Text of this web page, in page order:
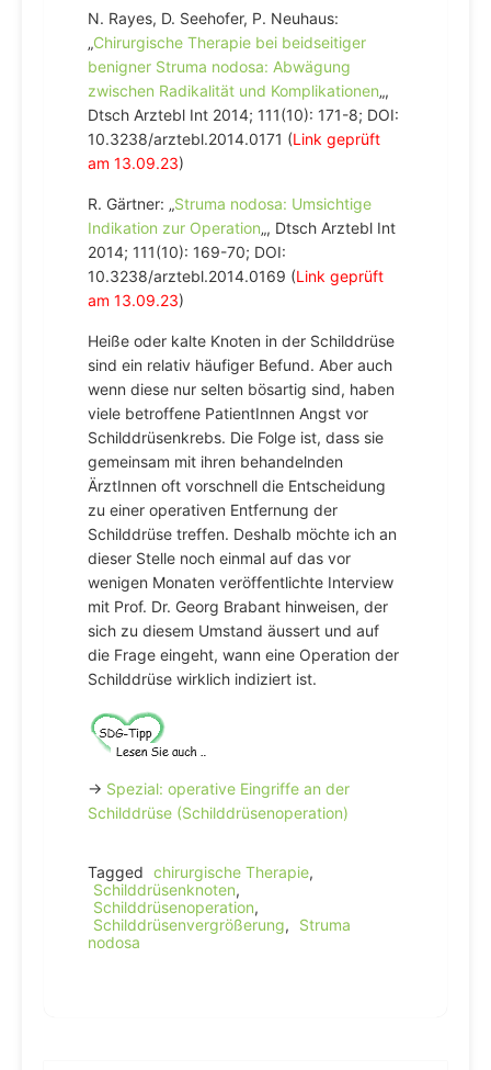
N. Rayes, D. Seehofer, P. Neuhaus:
„Chirurgische Therapie bei beidseitiger
benigner Struma nodosa: Abwägung
zwischen Radikalität und Komplikationen„,
Dtsch Arztebl Int 2014; 111(10): 171-8; DOI:
10.3238/arztebl.2014.0171 (Link geprüft
am 13.09.23)
R. Gärtner: „Struma nodosa: Umsichtige
Indikation zur Operation„, Dtsch Arztebl Int
2014; 111(10): 169-70; DOI:
10.3238/arztebl.2014.0169 (Link geprüft
am 13.09.23)
Heiße oder kalte Knoten in der Schilddrüse
sind ein relativ häufiger Befund. Aber auch
wenn diese nur selten bösartig sind, haben
viele betroffene PatientInnen Angst vor
Schilddrüsenkrebs. Die Folge ist, dass sie
gemeinsam mit ihren behandelnden
ÄrztInnen oft vorschnell die Entscheidung
zu einer operativen Entfernung der
Schilddrüse treffen. Deshalb möchte ich an
dieser Stelle noch einmal auf das vor
wenigen Monaten veröffentlichte Interview
mit Prof. Dr. Georg Brabant hinweisen, der
sich zu diesem Umstand äussert und auf
die Frage eingeht, wann eine Operation der
Schilddrüse wirklich indiziert ist.
→ Spezial: operative Eingriffe an der
Schilddrüse (Schilddrüsenoperation)
Tagged chirurgische Therapie,
Schilddrüsenknoten,
Schilddrüsenoperation,
Schilddrüsenvergrößerung,
Struma
nodosa